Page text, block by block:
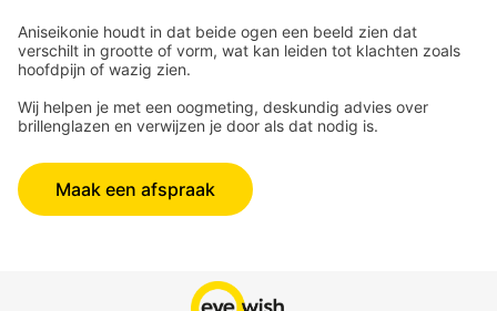
Aniseikonie houdt in dat beide ogen een beeld zien dat
verschilt in grootte of vorm, wat kan leiden tot klachten zoals
hoofdpijn of wazig zien.
Wij helpen je met een oogmeting, deskundig advies over
brillenglazen en verwijzen je door als dat nodig is.
Maak een afspraak